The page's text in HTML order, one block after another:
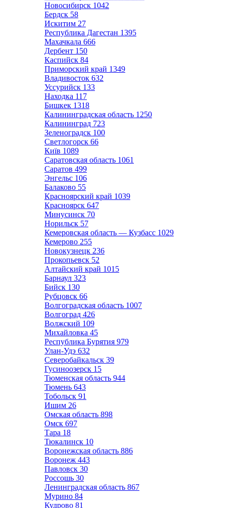
Новосибирск 1042
Бердск 58
Искитим 27
Республика Дагестан 1395
Махачкала 666
Дербент 150
Каспийск 84
Приморский край 1349
Владивосток 632
Уссурийск 133
Находка 117
Бишкек 1318
Калининградская область 1250
Калининград 723
Зеленоградск 100
Светлогорск 66
Київ 1089
Саратовская область 1061
Саратов 499
Энгельс 106
Балаково 55
Красноярский край 1039
Красноярск 647
Минусинск 70
Норильск 57
Кемеровская область — Кузбасс 1029
Кемерово 255
Новокузнецк 236
Прокопьевск 52
Алтайский край 1015
Барнаул 323
Бийск 130
Рубцовск 66
Волгоградская область 1007
Волгоград 426
Волжский 109
Михайловка 45
Республика Бурятия 979
Улан-Удэ 632
Северобайкальск 39
Гусиноозерск 15
Тюменская область 944
Тюмень 643
Тобольск 91
Ишим 26
Омская область 898
Омск 697
Тара 18
Тюкалинск 10
Воронежская область 886
Воронеж 443
Павловск 30
Россошь 30
Ленинградская область 867
Мурино 84
Кудрово 81